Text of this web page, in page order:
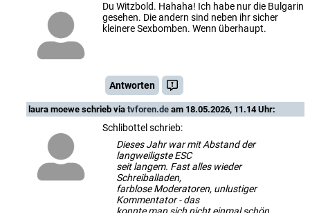
Du Witzbold. Hahaha! Ich habe nur die Bulgarin
gesehen. Die andern sind neben ihr sicher
kleinere Sexbomben. Wenn überhaupt.
Antworten
laura moewe schrieb via tvforen.de am 18.05.2026, 11.14 Uhr:
Schlibottel schrieb:
Dieses Jahr war mit Abstand der
langweiligste ESC
seit langem. Fast alles wieder
Schreiballaden,
farblose Moderatoren, unlustiger
Kommentator - das